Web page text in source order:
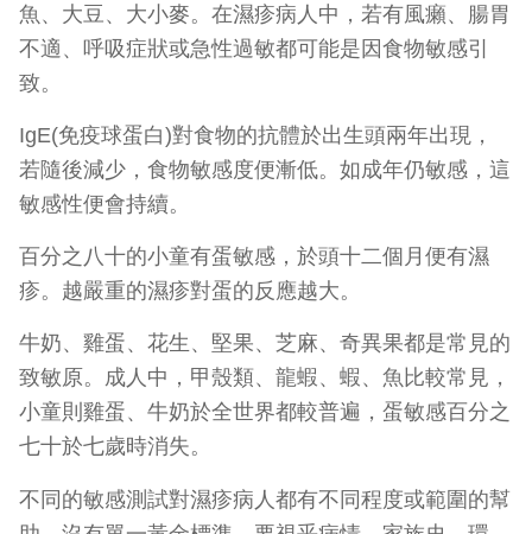
魚、大豆、大小麥。在濕疹病人中，若有風癩、腸胃
不適、呼吸症狀或急性過敏都可能是因食物敏感引
致。
IgE(免疫球蛋白)對食物的抗體於出生頭兩年出現，
若隨後減少，食物敏感度便漸低。如成年仍敏感，這
敏感性便會持續。
百分之八十的小童有蛋敏感，於頭十二個月便有濕
疹。越嚴重的濕疹對蛋的反應越大。
牛奶、雞蛋、花生、堅果、芝麻、奇異果都是常見的
致敏原。成人中，甲殼類、龍蝦、蝦、魚比較常見，
小童則雞蛋、牛奶於全世界都較普遍，蛋敏感百分之
七十於七歲時消失。
不同的敏感測試對濕疹病人都有不同程度或範圍的幫